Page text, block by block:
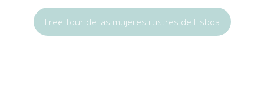
Free Tour de las mujeres ilustres de Lisboa